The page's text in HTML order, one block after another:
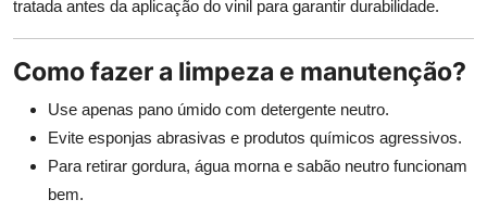
tratada antes da aplicação do vinil para garantir durabilidade.
Como fazer a limpeza e manutenção?
Use apenas pano úmido com detergente neutro.
Evite esponjas abrasivas e produtos químicos agressivos.
Para retirar gordura, água morna e sabão neutro funcionam
bem.